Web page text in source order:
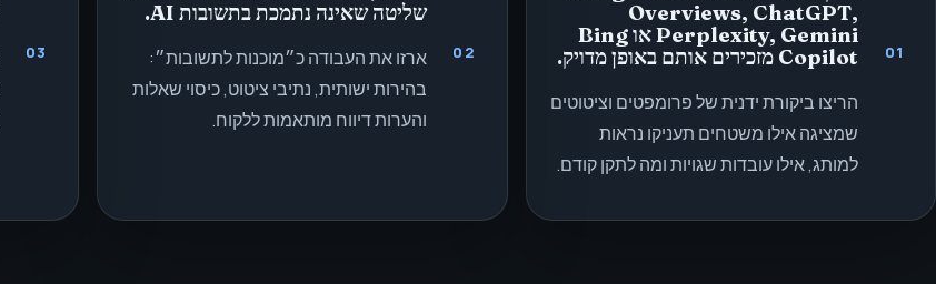
01
Overviews, ChatGPT,
Perplexity, Gemini או Bing
Copilot מזכירים אותם באופן מדויק.
הריצו ביקורת ידנית של פרומפטים וציטוטים
שמציגה אילו משטחים תעניקו נראות
למותג, אילו עובדות שגויות ומה לתקן קודם.
02
שליטה שאינה נתמכת בתשובות AI.
ארזו את העבודה כ״מוכנות לתשובות״:
בהירות ישותית, נתיבי ציטוט, כיסוי שאלות
והערות דיווח מותאמות ללקוח.
03